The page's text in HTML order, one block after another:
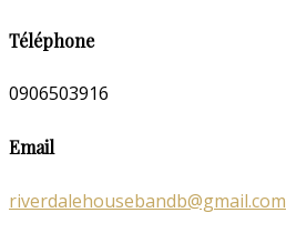
Téléphone
0906503916
Email
riverdalehousebandb@gmail.com